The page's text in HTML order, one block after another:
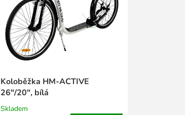
Koloběžka HM-ACTIVE
26"/20", bílá
Skladem